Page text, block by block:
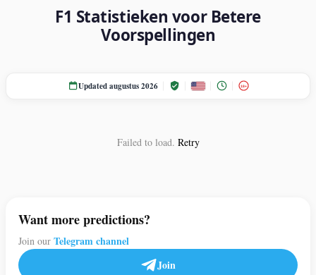
F1 Statistieken voor Betere
Voorspellingen
Updated augustus 2026 18+
Failed to load. Retry
Want more predictions?
Join our Telegram channel
Join